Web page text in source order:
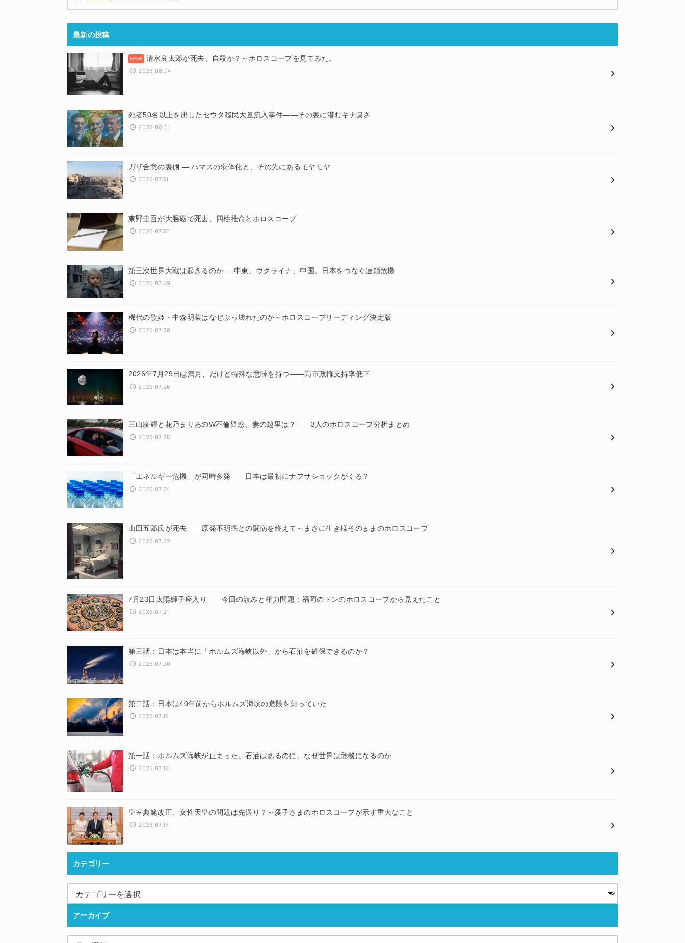
最新の投稿
清水良太郎が死去、自殺か？～ホロスコープを見てみた。
2026.08.04
死者50名以上を出したセウタ移民大量流入事件——その裏に潜むキナ臭さ
2026.08.01
ガザ合意の裏側 ― ハマスの弱体化と、その先にあるモヤモヤ
2026.07.31
東野圭吾が大腸癌で死去、四柱推命とホロスコープ
2026.07.30
第三次世界大戦は起きるのか──中東、ウクライナ、中国、日本をつなぐ連鎖危機
2026.07.29
稀代の歌姫・中森明菜はなぜぶっ壊れたのか～ホロスコープリーディング決定版
2026.07.28
2026年7月29日は満月、だけど特殊な意味を持つ——高市政権支持率低下
2026.07.26
三山凌輝と花乃まりあのW不倫疑惑、妻の趣里は？——3人のホロスコープ分析まとめ
2026.07.25
「エネルギー危機」が同時多発——日本は最初にナフサショックがくる？
2026.07.24
山田五郎氏が死去——原発不明癌との闘病を終えて～まさに生き様そのままのホロスコープ
2026.07.22
7月23日太陽獅子座入り——今回の読みと権力問題：福岡のドンのホロスコープから見えたこと
2026.07.21
第三話：日本は本当に「ホルムズ海峡以外」から石油を確保できるのか？
2026.07.20
第二話：日本は40年前からホルムズ海峡の危険を知っていた
2026.07.19
第一話：ホルムズ海峡が止まった。石油はあるのに、なぜ世界は危機になるのか
2026.07.18
皇室典範改正、女性天皇の問題は先送り？～愛子さまのホロスコープが示す重大なこと
2026.07.15
カテゴリー
アーカイブ